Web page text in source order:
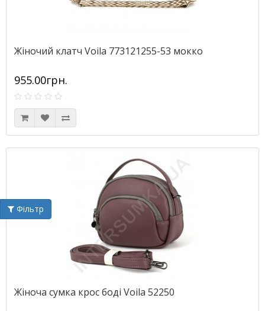
Жіночий клатч Voila 773121255-53 мокко
955.00грн.
Жіноча сумка крос боді Voila 52250
Фільтр